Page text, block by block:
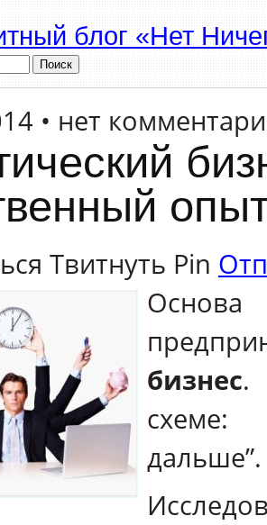
блог «Нет
• нет
Твитнуть Pin
бизнес.
схеме:
дальше”.